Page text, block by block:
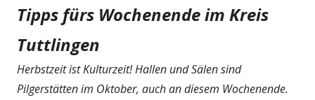
Tipps fürs Wochenende im Kreis
Tuttlingen
Herbstzeit ist Kulturzeit! Hallen und Sälen sind
Pilgerstätten im Oktober, auch an diesem Wochenende.